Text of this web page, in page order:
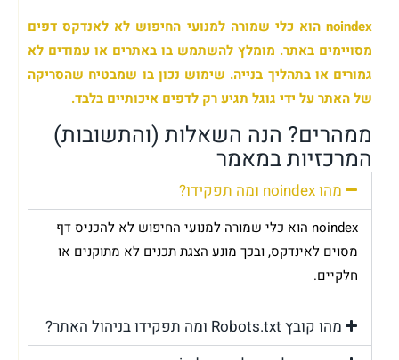
noindex הוא כלי שמורה למנועי החיפוש לא לאנדקס דפים
מסויימים באתר. מומלץ להשתמש בו באתרים או עמודים לא
גמורים או בתהליך בנייה. שימוש נכון בו שמבטיח שהסריקה
של האתר על ידי גוגל תגיע רק לדפים איכותיים בלבד.
ממהרים? הנה השאלות (והתשובות)
המרכזיות במאמר
מהו noindex ומה תפקידו?
noindex הוא כלי שמורה למנועי החיפוש לא להכניס דף
מסוים לאינדקס, ובכך מונע הצגת תכנים לא מתוקנים או
חלקיים.
מהו קובץ Robots.txt ומה תפקידו בניהול האתר?